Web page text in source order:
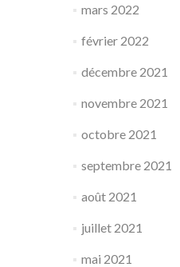
mars 2022
février 2022
décembre 2021
novembre 2021
octobre 2021
septembre 2021
août 2021
juillet 2021
mai 2021